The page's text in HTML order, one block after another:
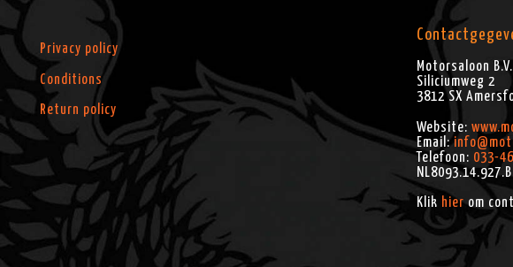
Privacy policy
Conditions
Return policy
Motorsaloon B.V.
Siliciumweg 2
3812 SX
Website:
Email:
Telefoon: 033-
Klik hierom